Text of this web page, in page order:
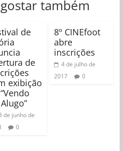
também
de
de
exibição
de junho de
0
8º CINEfoot
abre
inscrições
4 de julho de
2017
0